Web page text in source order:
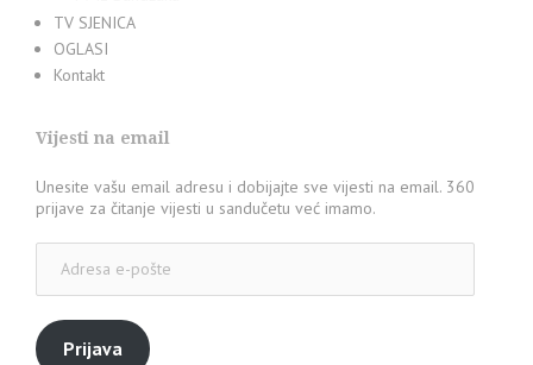
TV SJENICA
OGLASI
Kontakt
Vijesti na email
Unesite vašu email adresu i dobijajte sve vijesti na email. 360
prijave za čitanje vijesti u sandučetu već imamo.
pošte
Prijava